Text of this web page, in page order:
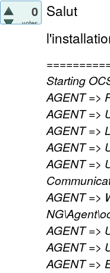
0
votes
Salut
Starting
AGENT =>
AGENT =>
AGENT =>
AGENT =>
AGENT =>
AGENT =>
AGENT =>
AGENT =>
AGENT =>